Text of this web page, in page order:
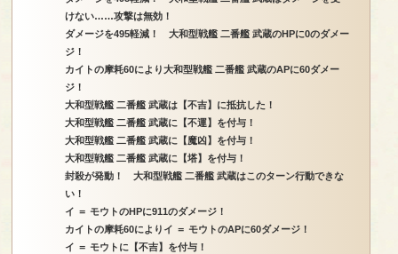
けない……攻撃は無効！
ダメージを495軽減！ 大和型戦艦 二番艦 武蔵のHPに0のダメー
ジ！
カイトの摩耗60により大和型戦艦 二番艦 武蔵のAPに60ダメー
ジ！
大和型戦艦 二番艦 武蔵は【不吉】に抵抗した！
大和型戦艦 二番艦 武蔵に【不運】を付与！
大和型戦艦 二番艦 武蔵に【魔凶】を付与！
大和型戦艦 二番艦 武蔵に【塔】を付与！
封殺が発動！ 大和型戦艦 二番艦 武蔵はこのターン行動できな
い！
イ ＝ モウトのHPに911のダメージ！
カイトの摩耗60によりイ ＝ モウトのAPに60ダメージ！
イ ＝ モウトに【不吉】を付与！